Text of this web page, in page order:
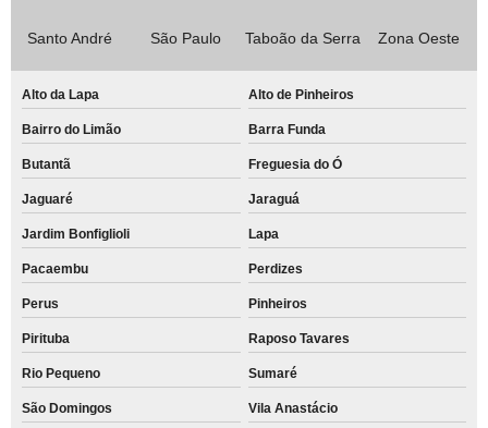
Santo André São Paulo Taboão da Serra Zona Oeste
Alto da Lapa Alto de Pinheiros
Bairro do Limão Barra Funda
Butantã Freguesia do Ó
Jaguaré Jaraguá
Jardim Bonfiglioli Lapa
Pacaembu Perdizes
Perus Pinheiros
Pirituba Raposo Tavares
Rio Pequeno Sumaré
São Domingos Vila Anastácio